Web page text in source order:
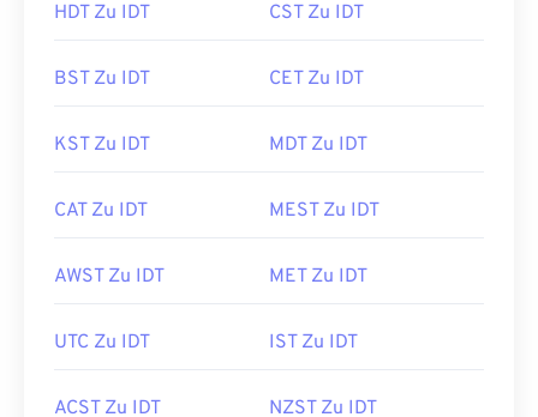
HDT Zu IDT CST Zu IDT
BST Zu IDT CET Zu IDT
KST Zu IDT MDT Zu IDT
CAT Zu IDT MEST Zu IDT
AWST Zu IDT MET Zu IDT
UTC Zu IDT IST Zu IDT
ACST Zu IDT NZST Zu IDT